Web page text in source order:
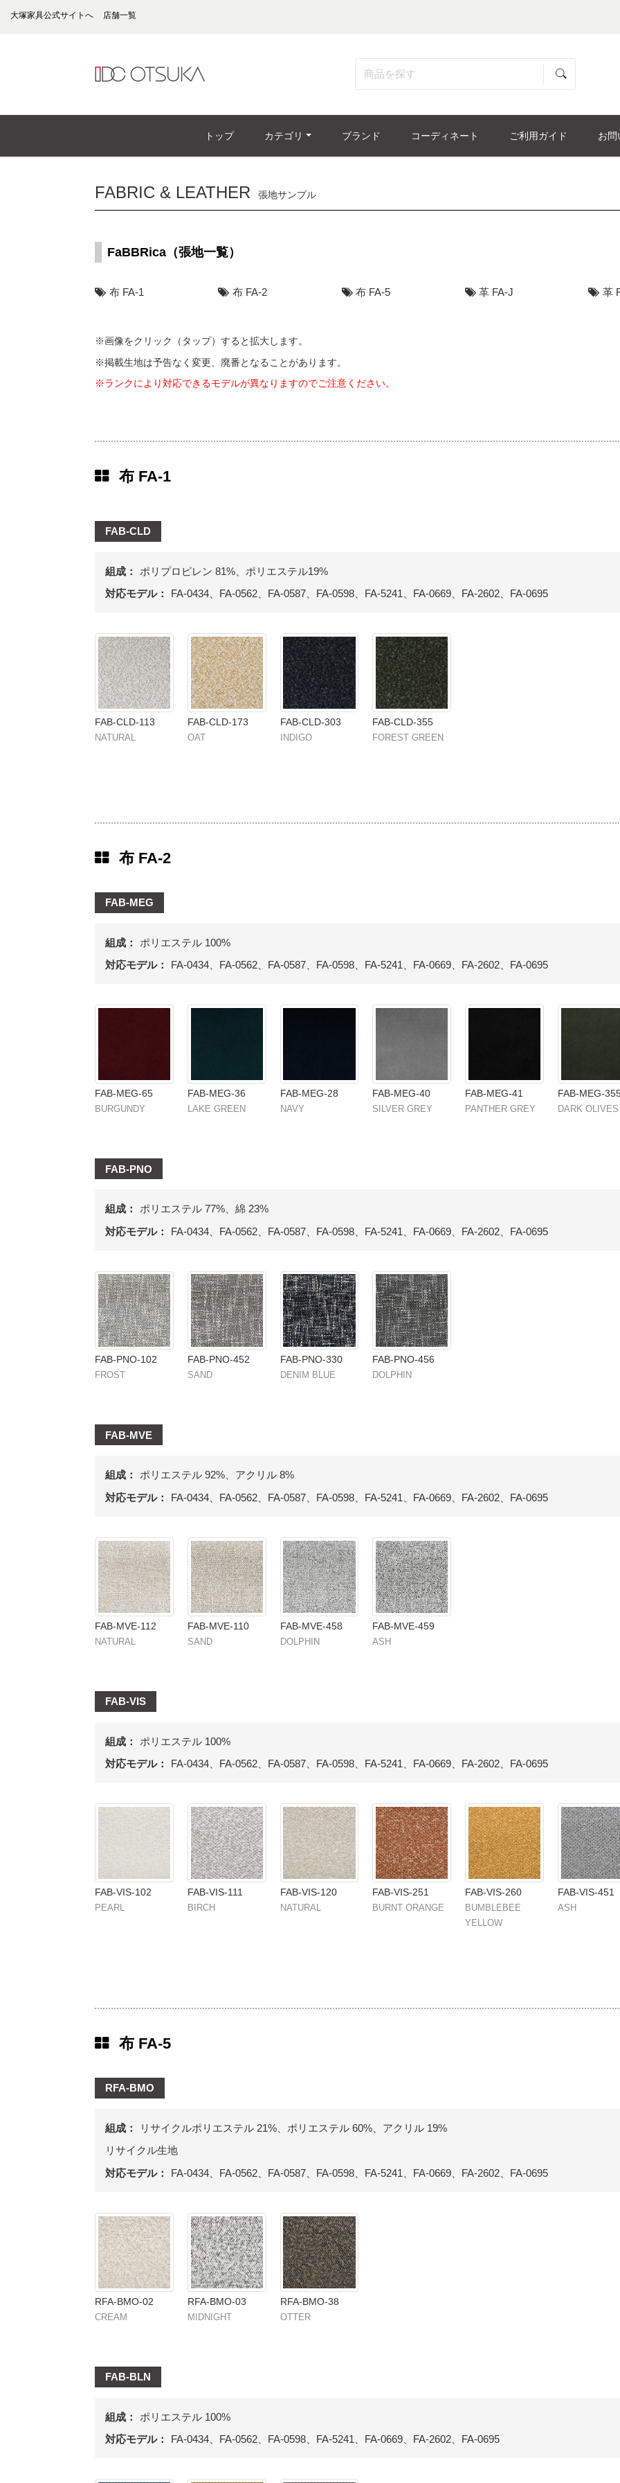
大塚家具公式サイトへ 店舗一覧
トップ カテゴリ ブランド コーディネート ご利用ガイド お問
FABRIC & LEATHER 張地サンプル
FaBBRica（張地一覧）
布 FA-1 布 FA-2 布 FA-5 革 FA-J 革
※画像をクリック（タップ）すると拡大します。
※掲載生地は予告なく変更、廃番となることがあります。
※ランクにより対応できるモデルが異なりますのでご注意ください。
布 FA-1
FAB-CLD
組成：
ポリプロピレン 81%、ポリエステル19%
対応モデル：
FA-0434、FA-0562、FA-0587、FA-0598、FA-5241、FA-0669、FA-2602、FA-0695
FAB-CLD-113
NATURAL
FAB-CLD-173
OAT
FAB-CLD-303
INDIGO
FAB-CLD-355
FOREST GREEN
布 FA-2
FAB-MEG
組成：
ポリエステル 100%
対応モデル：
FA-0434、FA-0562、FA-0587、FA-0598、FA-5241、FA-0669、FA-2602、FA-0695
FAB-MEG-65
BURGUNDY
FAB-MEG-36
LAKE GREEN
FAB-MEG-28
NAVY
FAB-MEG-40
SILVER GREY
FAB-MEG-41
PANTHER GREY
FAB-MEG-
DARK OLIVES
FAB-PNO
組成：
ポリエステル 77%、綿 23%
対応モデル：
FA-0434、FA-0562、FA-0587、FA-0598、FA-5241、FA-0669、FA-2602、FA-0695
FAB-PNO-102
FROST
FAB-PNO-452
SAND
FAB-PNO-330
DENIM BLUE
FAB-PNO-456
DOLPHIN
FAB-MVE
組成：
ポリエステル 92%、アクリル 8%
対応モデル：
FA-0434、FA-0562、FA-0587、FA-0598、FA-5241、FA-0669、FA-2602、FA-0695
FAB-MVE-112
NATURAL
FAB-MVE-110
SAND
FAB-MVE-458
DOLPHIN
FAB-MVE-459
ASH
FAB-VIS
組成：
ポリエステル 100%
対応モデル：
FA-0434、FA-0562、FA-0587、FA-0598、FA-5241、FA-0669、FA-2602、FA-0695
FAB-VIS-102
PEARL
FAB-VIS-111
BIRCH
FAB-VIS-120
NATURAL
FAB-VIS-251
BURNT ORANGE
FAB-VIS-260
BUMBLEBEE
YELLOW
FAB-VIS-451
ASH
布 FA-5
RFA-BMO
組成：
リサイクルポリエステル 21%、ポリエステル 60%、アクリル 19%
リサイクル生地
対応モデル：
FA-0434、FA-0562、FA-0587、FA-0598、FA-5241、FA-0669、FA-2602、FA-0695
RFA-BMO-02
CREAM
RFA-BMO-03
MIDNIGHT
RFA-BMO-38
OTTER
FAB-BLN
組成：
ポリエステル 100%
対応モデル：
FA-0434、FA-0562、FA-0598、FA-5241、FA-0669、FA-2602、FA-0695